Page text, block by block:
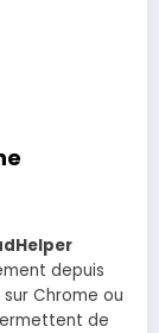
depuis
Chrome ou
de